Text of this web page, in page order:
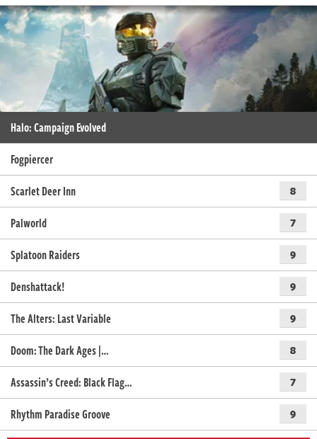
Halo: Campaign Evolved
Fogpiercer
Scarlet Deer Inn
8
Palworld 7
Splatoon Raiders 9
Denshattack! 9
The Alters: Last Variable 9
Doom: The Dark Ages |… 8
Assassin’s Creed: Black Flag… 7
Rhythm Paradise Groove 9